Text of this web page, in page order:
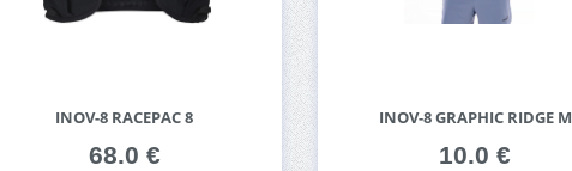
INOV-8 RACEPAC 8
68.0 €
INOV-8 GRAPHIC RIDGE M
10.0 €